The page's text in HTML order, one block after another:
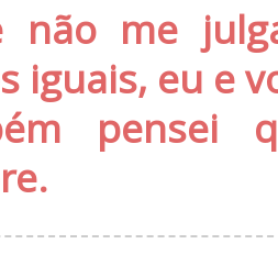
não me
iguais, eu e
pensei